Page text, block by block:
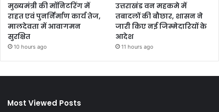
मुख्यमंत्री की मॉनिटरिंग में
राहत एवं पुनर्निर्माण कार्य तेज,
मालदेवता में आवागमन
सुरक्षित
10 hours ago
उत्तराखंड वन महकमे में
तबादलों की बौछार, शासन ने
जारी किए नई जिम्मेदारियों के
आदेश
11 hours ago
Most Viewed Posts